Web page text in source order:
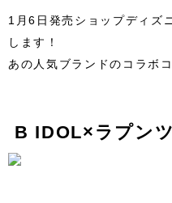
1月6日発売ショップディズ
します！
あの人気ブランドのコラボ
B IDOL×ラプン